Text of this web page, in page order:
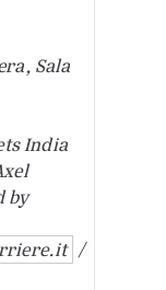
Sala
India
by
/